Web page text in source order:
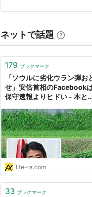
では在来型弾頭を超える
あり、劣化ウランも例外
ネットで話題
179 ブックマーク
「ソウルに劣化ウラン弾お
せ」安倍首相のFacebook
保守速報よりヒドい - 本と
lite-ra.com
33 ブックマーク